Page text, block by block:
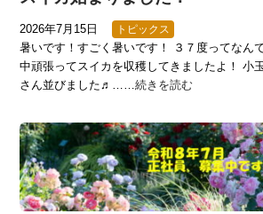
2026年7月15日 トピックス
暑いです！すごく暑いです！ ３７度ってなん
中頑張ってスイカを収穫してきましたよ！ 小
さん並びました♬……続きを読む